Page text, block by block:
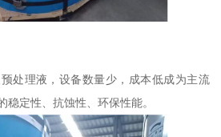
处理液，设备数量少，成本低成为主流
稳定性、抗蚀性、环保性能。